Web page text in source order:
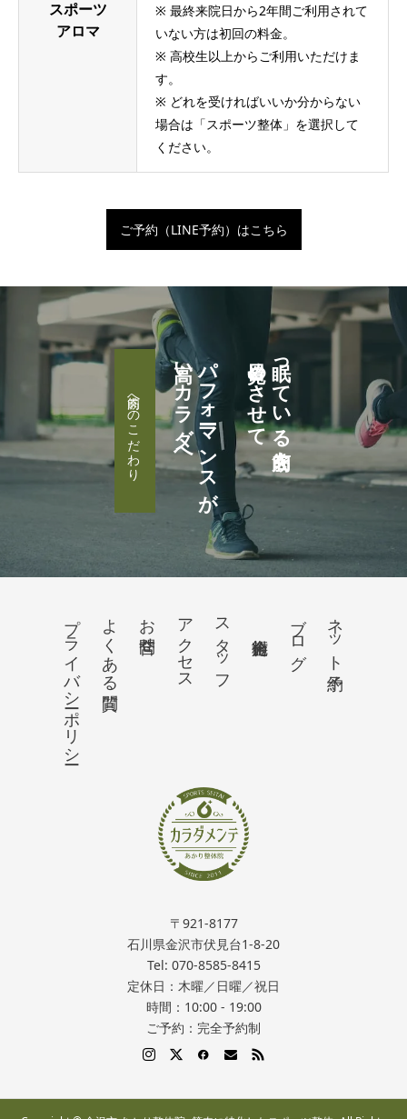
スポーツ
アロマ
※ 最終来院日から2年間ご利用されて
いない方は初回の料金。
※ 高校生以上からご利用いただけま
す。
※ どれを受ければいいか分からない
場合は「スポーツ整体」を選択して
ください。
ご予約（LINE予約）はこちら
眠っている筋肉を
目覚めさせて
パフォーマンスが
高いカラダへ
筋肉へのこだわり
ネット予約
ブログ
スタッフ
アクセス
お問合せ
よくある質問
プライバシーポリシー
〒921-8177
石川県金沢市伏見台1-8-20
Tel: 070-8585-8415
定休日：木曜／日曜／祝日
時間：10:00 - 19:00
ご予約：完全予約制